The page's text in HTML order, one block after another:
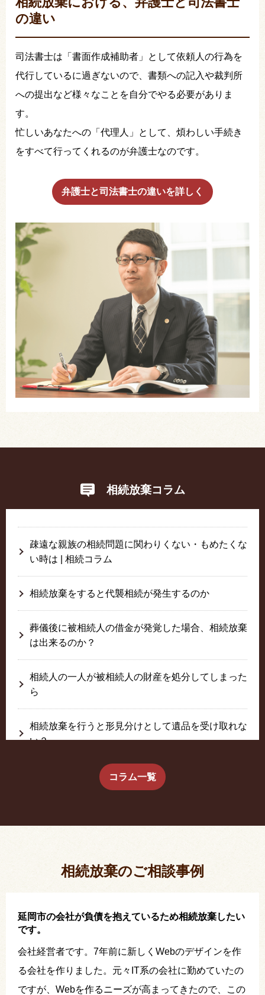
の違い
司法書士は「書面作成補助者」として依頼人の行為を
代行しているに過ぎないので、書類への記入や裁判所
への提出など様々なことを自分でやる必要がありま
す。
忙しいあなたへの「代理人」として、煩わしい手続き
をすべて行ってくれるのが弁護士なのです。
弁護士と司法書士の違いを詳しく
相続放棄コラム
疎遠な親族の相続問題に関わりくない・もめたくな
い時は | 相続コラム
相続放棄をすると代襲相続が発生するのか
葬儀後に被相続人の借金が発覚した場合、相続放棄
は出来るのか？
相続人の一人が被相続人の財産を処分してしまった
ら
相続放棄を行うと形見分けとして遺品を受け取れな
い？
生前に相続放棄すると約束した念書は有効か？
コラム一覧
相続放棄のご相談事例
延岡市の会社が負債を抱えているため相続放棄したい
です。
会社経営者です。7年前に新しくWebのデザインを作
る会社を作りました。元々IT系の会社に勤めていたの
ですが、Webを作るニーズが高まってきたので、この